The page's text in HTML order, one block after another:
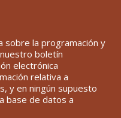
sobre la programación y
boletín
electrónica
relativa a
y en ningún supuesto
base de datos a